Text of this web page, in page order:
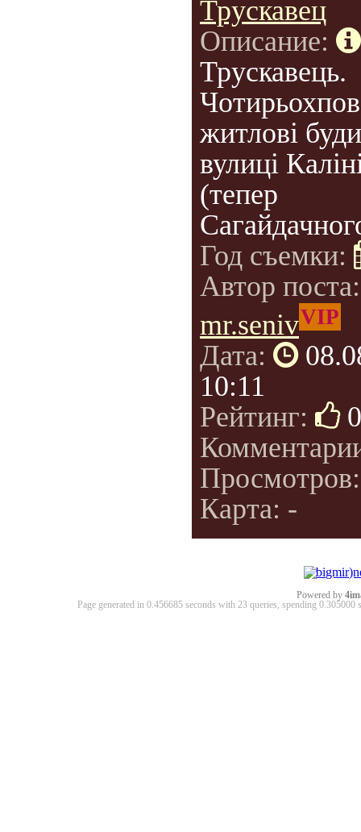
Трускавец
Описание:
Трускавець.
житлові
вулиці
(тепер
Год съемки:
Автор
mr.senivVIP
Дата:
10:11
Рейтинг:
0
Карта: -
Powered by
Page generated in 0.456685 seconds with 23 queries, spending